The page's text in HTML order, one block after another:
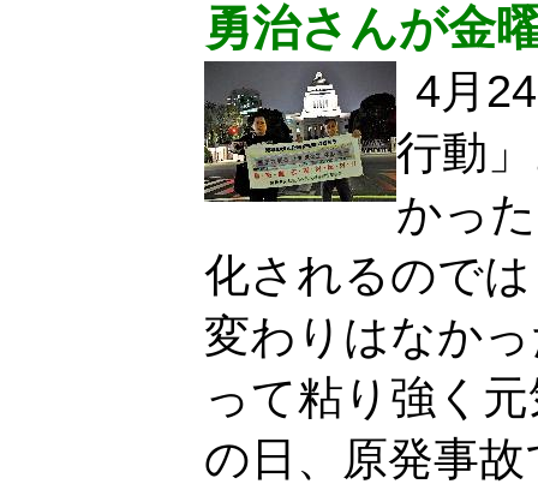
勇治さんが金
4月
行動
かっ
化されるので
変わりはなか
って粘り強く
の日、原発事